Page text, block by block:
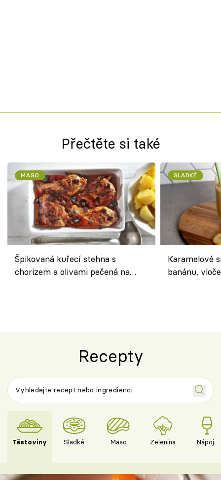
Přečtěte si také
MASO
Špikovaná kuřecí stehna s
chorizem a olivami pečená na
SLADKÉ
Karamelové
banánu,
Recepty
Těstoviny Sladké Maso Zelenina Nápoje